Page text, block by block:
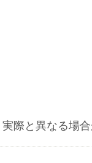
際と異なる場